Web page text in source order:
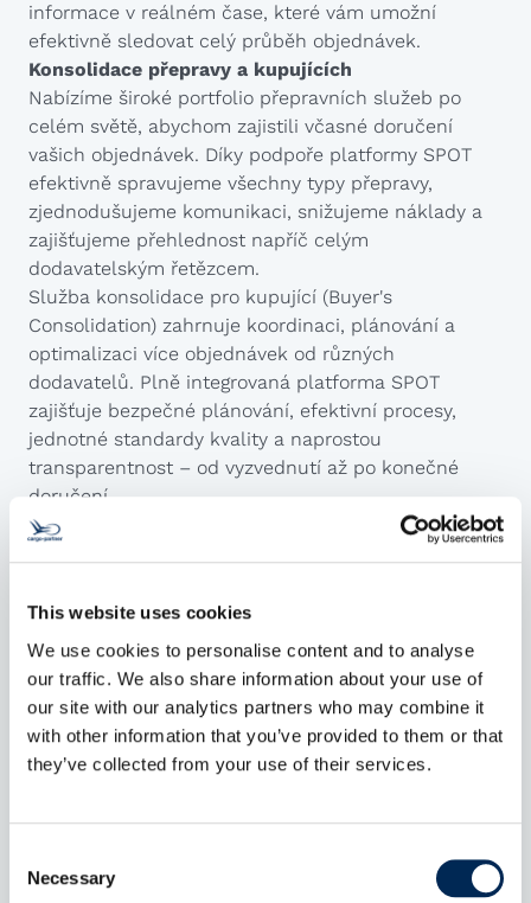
This website uses cookies
We use cookies to personalise content and to analyse
our traffic. We also share information about your use of
our site with our analytics partners who may combine it
with other information that you’ve provided to them or that
they’ve collected from your use of their services.
Selection
Necessary
informace v reálném čase, které vám umožní
efektivně sledovat celý průběh objednávek.
Konsolidace přepravy a kupujících
Nabízíme široké portfolio přepravních služeb po
celém světě, abychom zajistili včasné doručení
vašich objednávek. Díky podpoře platformy SPOT
efektivně spravujeme všechny typy přepravy,
zjednodušujeme komunikaci, snižujeme náklady a
zajišťujeme přehlednost napříč celým
dodavatelským řetězcem.
Služba konsolidace pro kupující (Buyer's
Consolidation) zahrnuje koordinaci, plánování a
optimalizaci více objednávek od různých
dodavatelů. Plně integrovaná platforma SPOT
zajišťuje bezpečné plánování, efektivní procesy,
jednotné standardy kvality a naprostou
transparentnost – od vyzvednutí až po konečné
doručení.
Správa odchylek a eskalací
S pomocí platformy SPOT dokáže společnost cargo-
problémy a ihned informovat příslušné odpovědné
osoby. Díky přehlednému zobrazení aktivních
problémů lze snadno zahájit nápravné kroky. Kromě
toho navrhujeme vhodná řešení a zajišťujeme jejich
realizaci podle vašich individuálních požadavků a
preferencí.
Celní služby
zásilek. Poskytujeme odborné poradenství v oblasti
celních postupů – od přípravy potřebných